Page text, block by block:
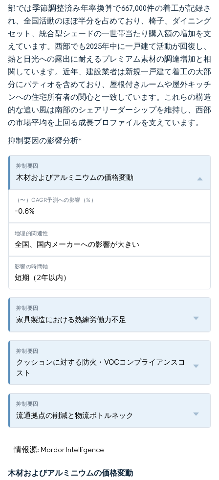
部では季節調整済み年率換算で667,000件の着工が記録さ
れ、全国活動のほぼ半分を占めており、椅子、ダイニング
セット、統合型シェードの一世帯当たり購入額の増加を支
えています。西部でも2025年中に一戸建て活動が回復し、
熱と日光への露出に耐えるプレミアム素材の調達増加と相
関しています。近年、建設業者は新規一戸建て着工の大部
分にパティオを含めており、屋根付きルームや屋外キッチ
ンへの住宅所有者の関心と一致しています。これらの構造
的な追い風は南部のシェアリーダーシップを維持し、西部
の市場平均を上回る成長プロファイルを支えています。
抑制要因の影響分析*
木材およびアルミニウムの価格変動
-0.6%
全国、国内メーカーへの影響が大きい
短期（2年以内）
家具製造における熟練労働力不足
クッションに対する防火・VOCコンプライアンスコ
スト
流通拠点の削減と物流ボトルネック
情報源: Mordor Intelligence
木材およびアルミニウムの価格変動